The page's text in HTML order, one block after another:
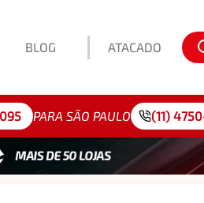
BLOG ATACADO
175/65R15
PARA SÃO PAULO (11)